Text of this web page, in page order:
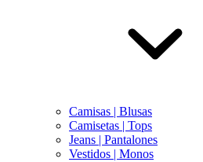
Camisas | Blusas
Camisetas | Tops
Jeans | Pantalones
Vestidos | Monos